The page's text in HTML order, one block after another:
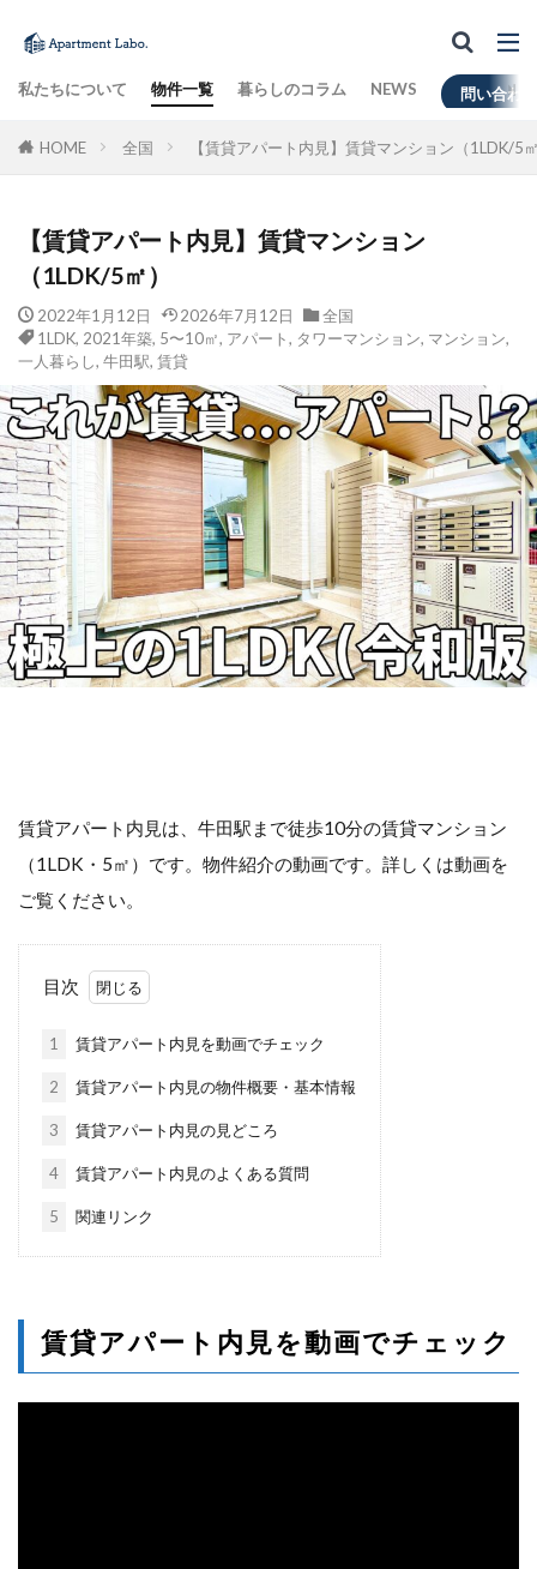
私たちについて 物件一覧 暮らしのコラム NEWS 問い合わせ
HOME 全国 【賃貸アパート内見】賃貸マンション（1LDK/5
【賃貸アパート内見】賃貸マンション
（1LDK/5㎡）
2022年1月12日 2026年7月12日
全国
1LDK, 2021年築, 5〜10㎡, アパート, タワーマンション, マンション,
一人暮らし, 牛田駅, 賃貸
賃貸アパート内見は、牛田駅まで徒歩10分の賃貸マンション
（1LDK・5㎡）です。物件紹介の動画です。詳しくは動画を
ご覧ください。
目次
1 賃貸アパート内見を動画でチェック
2 賃貸アパート内見の物件概要・基本情報
3 賃貸アパート内見の見どころ
4 賃貸アパート内見のよくある質問
5 関連リンク
賃貸アパート内見を動画でチェック